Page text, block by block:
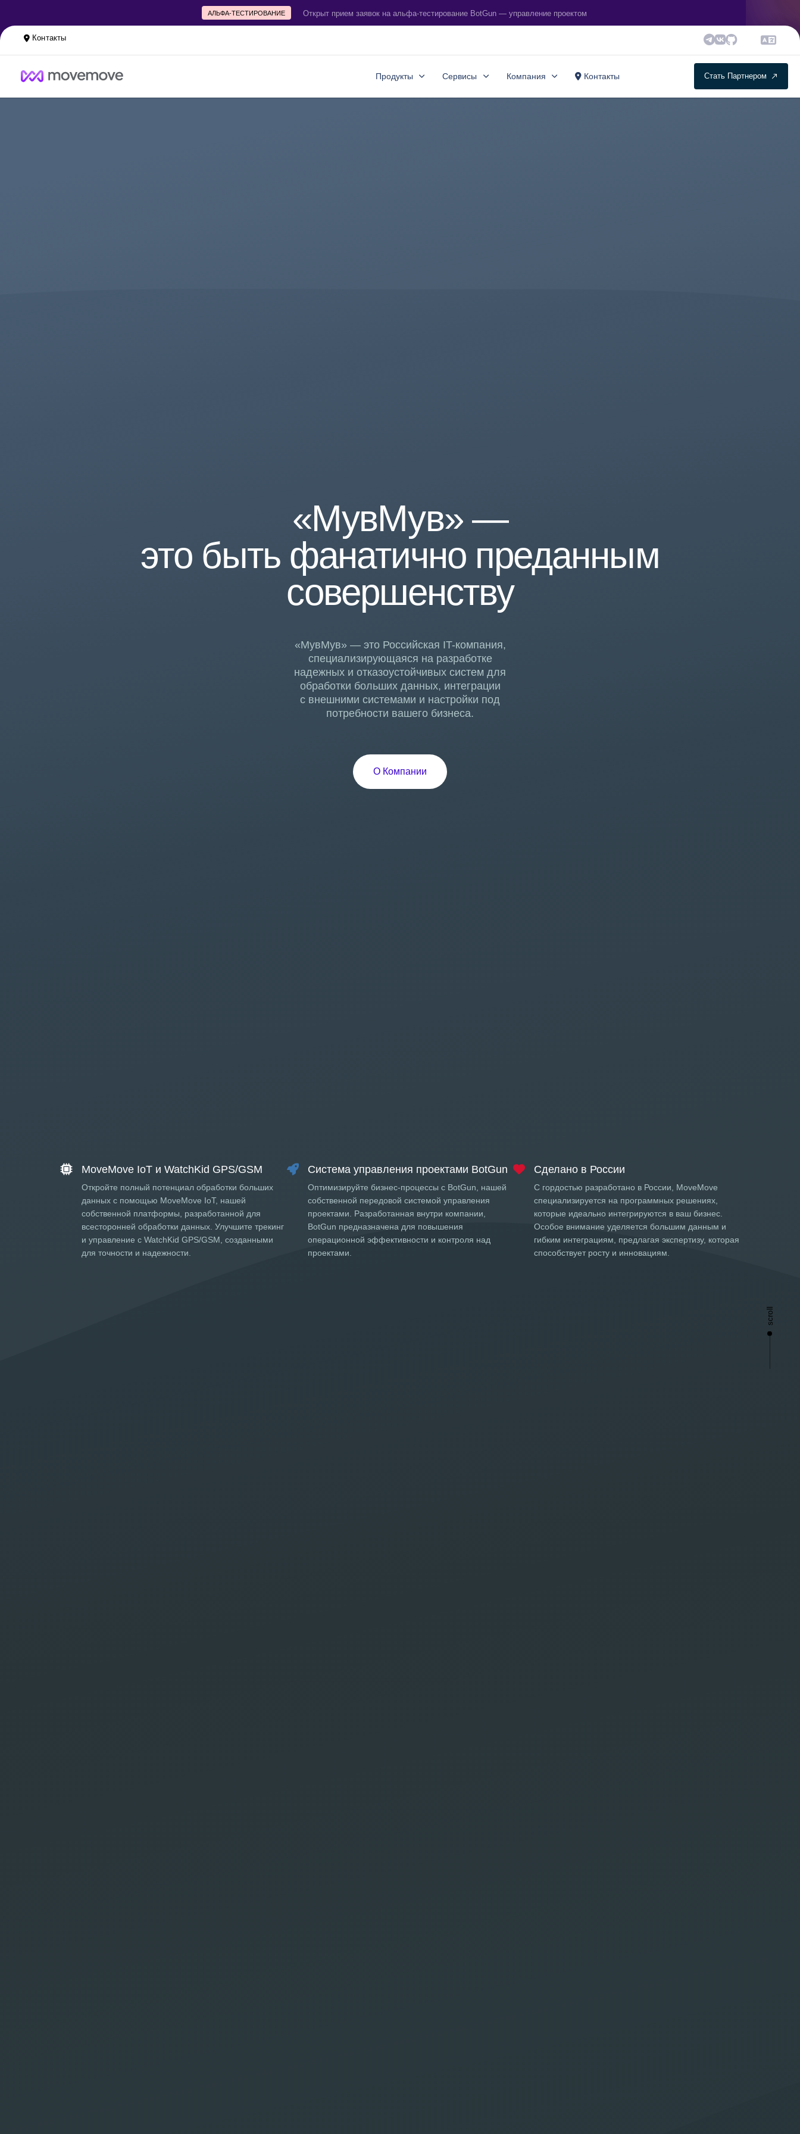
АЛЬФА-ТЕСТИРОВАНИЕ Открыт прием заявок на альфа-тестирование BotGun — управление проектом
Контакты Telegram
VKGithub
Продукты Сервисы Компания Контакты Стать Партнером
scroll
«МувМув» —
это быть фанатично преданным
совершенству
«МувМув» — это Российская IT-компания,
специализирующаяся на разработке
надежных и отказоустойчивых систем для
обработки больших данных, интеграции
с внешними системами и настройки под
потребности вашего бизнеса.
О Компании
MoveMove IoT и WatchKid GPS/GSM
Откройте полный потенциал обработки больших
данных с помощью MoveMove IoT, нашей
собственной платформы, разработанной для
всесторонней обработки данных. Улучшите трекинг
и управление с WatchKid GPS/GSM, созданными
для точности и надежности.
Система управления проектами BotGun
Оптимизируйте бизнес-процессы с BotGun, нашей
собственной передовой системой управления
проектами. Разработанная внутри компании,
BotGun предназначена для повышения
операционной эффективности и контроля над
проектами.
Сделано в России
С гордостью разработано в России, MoveMove
специализируется на программных решениях,
которые идеально интегрируются в ваш бизнес.
Особое внимание уделяется большим данным и
гибким интеграциям, предлагая экспертизу, которая
способствует росту и инновациям.